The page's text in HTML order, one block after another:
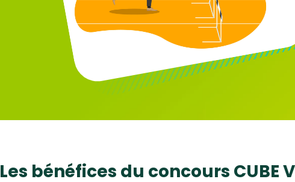
Les bénéfices du concours CUBE